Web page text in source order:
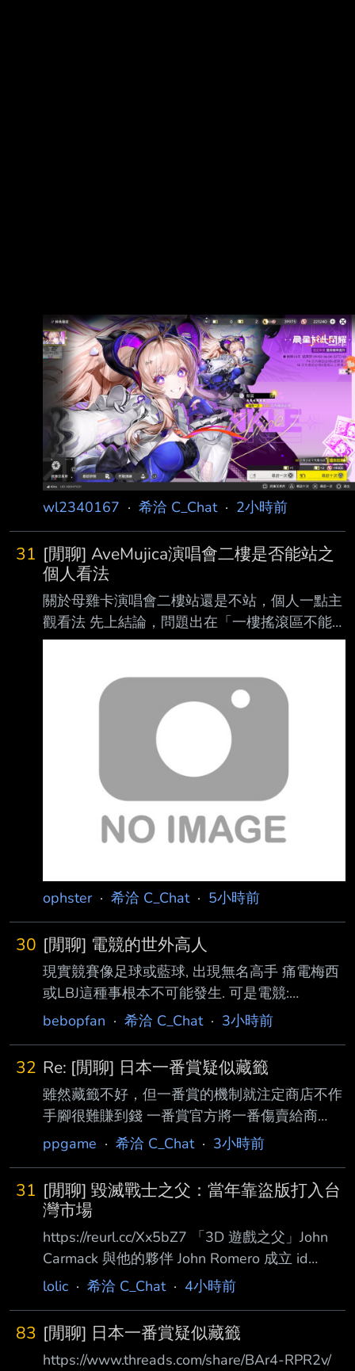
wl2340167 · 希洽 C_Chat· 2小時前
31 [閒聊] AveMujica演唱會二樓是否能站之
個人看法
關於母雞卡演唱會二樓站還是不站，個人一點主
觀看法 先上結論，問題出在「一樓搖滾區不能
坐」，而不是二樓能不能站 我在日本參加過的
參加的還不夠多，不確定 是否每場都這樣） 除
了讓一樓的人不用站整場，同時放椅子獲得較大
的前後空間，也可以取得比較良好的視野 然後
整場演唱會基本上就是想坐就坐想站就站，甚至
樂手還會call觀眾站起來嗨，中間mc環 節再坐下
來休息。 但是台灣場情況就不一樣了，一樓搖
滾區全站，擠得像沙丁魚，除了累以外視野還
差，身高 矮一點的更是只能看前面的頭看整
ophster· 希洽 C_Chat· 5小時前
30 [閒聊] 電競的世外高人
現實競賽像足球或藍球, 出現無名高手 痛電梅西
或LBJ這種事根本不可能發生. 可是電競:
https://x.com/Furious_blog/status/2086167712
壓職業對手奪冠. 對比現實競技, 為何電競這麼容
易出現世外高人??? --
bebopfan · 希洽 C_Chat· 3小時前
32 Re: [閒聊] 日本一番賞疑似藏籤
雖然藏籤不好，但一番賞的機制就注定商店不作
手腳很難賺到錢 一番賞官方將一番傷賣給商
店，本質上就是把賭具賣給商店 商店能賺多少
憑"運氣" 全靠大獎出貨時間的早晚 就算有最後
賞，也只是在大獎比較晚抽中時，能幫忙銷售剩
餘商品 但對於早早就被抽中大賞的非洲套卻毫
無幫助 所以商家跟顧客的關係，並不是莊家跟
賭客，而是賭客跟賭客 顧客有得知當前中獎率
與決定進場時機的優勢 商店能做的則是隱瞞真
實中獎率，也就是藏籤 可以說這個機制就是在
懲罰誠實的商家 因為你不藏就根本沒有辦法有
穩定收益
ppgame · 希洽 C_Chat· 3小時前
31 [閒聊] 毀滅戰士之父：當年靠盜版打入台
灣市場
https://reurl.cc/Xx5bZ7 「3D 遊戲之父」John
Carmack 與他的夥伴 John Romero 成立 id
Software 後， 於 1993 年推出的《毀滅戰士》
之一， 直到現在全球還是有許多粉絲。 John
Romero 也公開分享初代《毀滅戰士》的發行策
略， 表示這個傳奇遊戲系列的成功與台灣上個
lolic · 希洽 C_Chat· 4小時前
83 [閒聊] 日本一番賞疑似藏籤
https://www.threads.com/share/BAr4-RPR2v/